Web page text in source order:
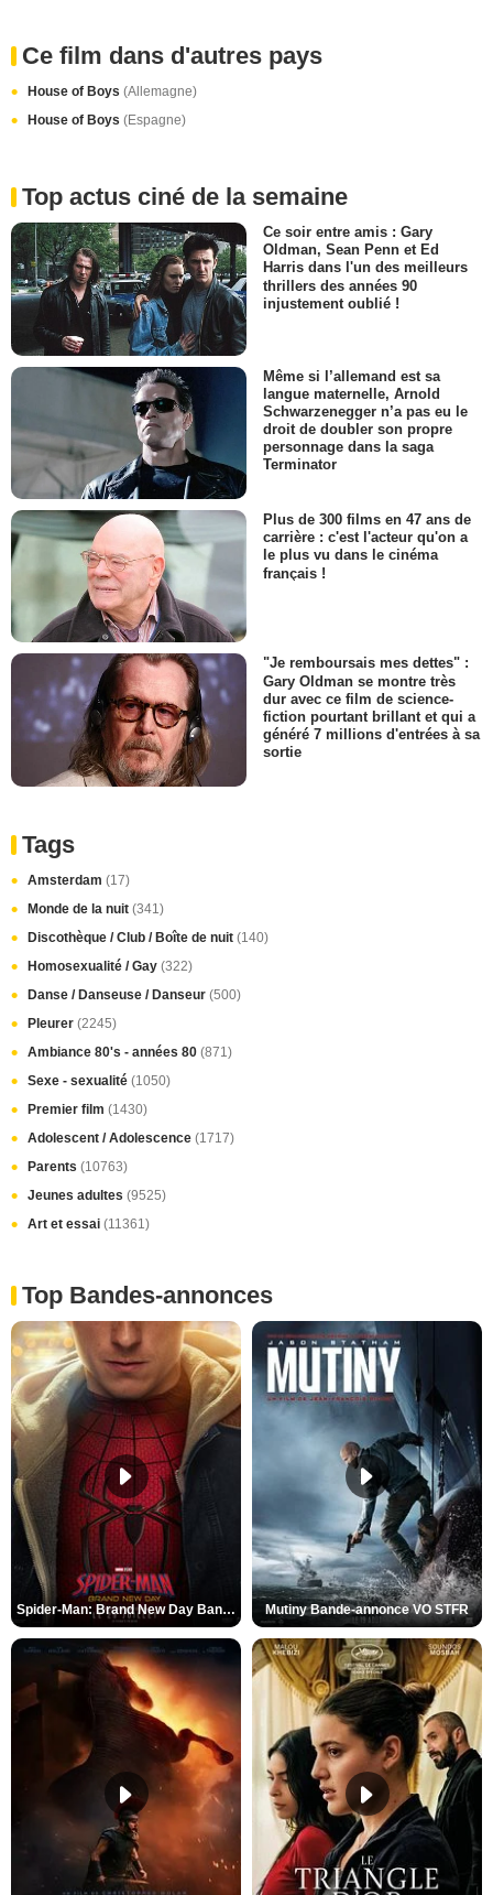
Ce film dans d'autres pays
House of Boys (Allemagne)
House of Boys (Espagne)
Top actus ciné de la semaine
Ce soir entre amis : Gary
Oldman, Sean Penn et Ed
Harris dans l'un des meilleurs
thrillers des années 90
injustement oublié !
Même si l’allemand est sa
langue maternelle, Arnold
Schwarzenegger n’a pas eu le
droit de doubler son propre
personnage dans la saga
Terminator
Plus de 300 films en 47 ans de
carrière : c'est l'acteur qu'on a
le plus vu dans le cinéma
français !
"Je remboursais mes dettes" :
Gary Oldman se montre très
dur avec ce film de science-
fiction pourtant brillant et qui a
généré 7 millions d'entrées à sa
sortie
Tags
Amsterdam (17)
Monde de la nuit (341)
Discothèque / Club / Boîte de nuit (140)
Homosexualité / Gay (322)
Danse / Danseuse / Danseur (500)
Pleurer (2245)
Ambiance 80's - années 80 (871)
Sexe - sexualité (1050)
Premier film (1430)
Adolescent / Adolescence (1717)
Parents (10763)
Jeunes adultes (9525)
Art et essai (11361)
Top Bandes-annonces
Spider-Man: Brand New Day Bande-annonce VO STFR Mutiny Bande-annonce VO STFR